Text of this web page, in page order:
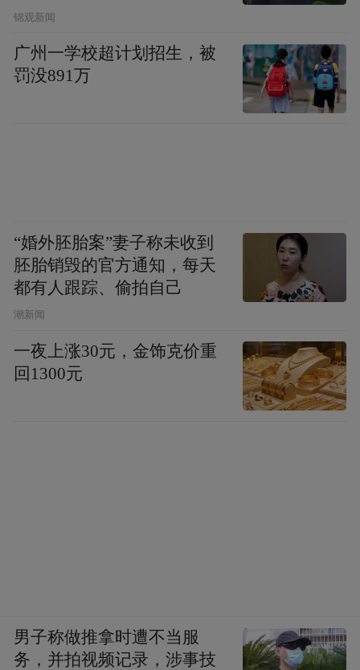
锦观新闻
广州一学校超计划招生，被
罚没891万
“婚外胚胎案”妻子称未收到
胚胎销毁的官方通知，每天
都有人跟踪、偷拍自己
潮新闻
一夜上涨30元，金饰克价重
回1300元
男子称做推拿时遭不当服
务，并拍视频记录，涉事技